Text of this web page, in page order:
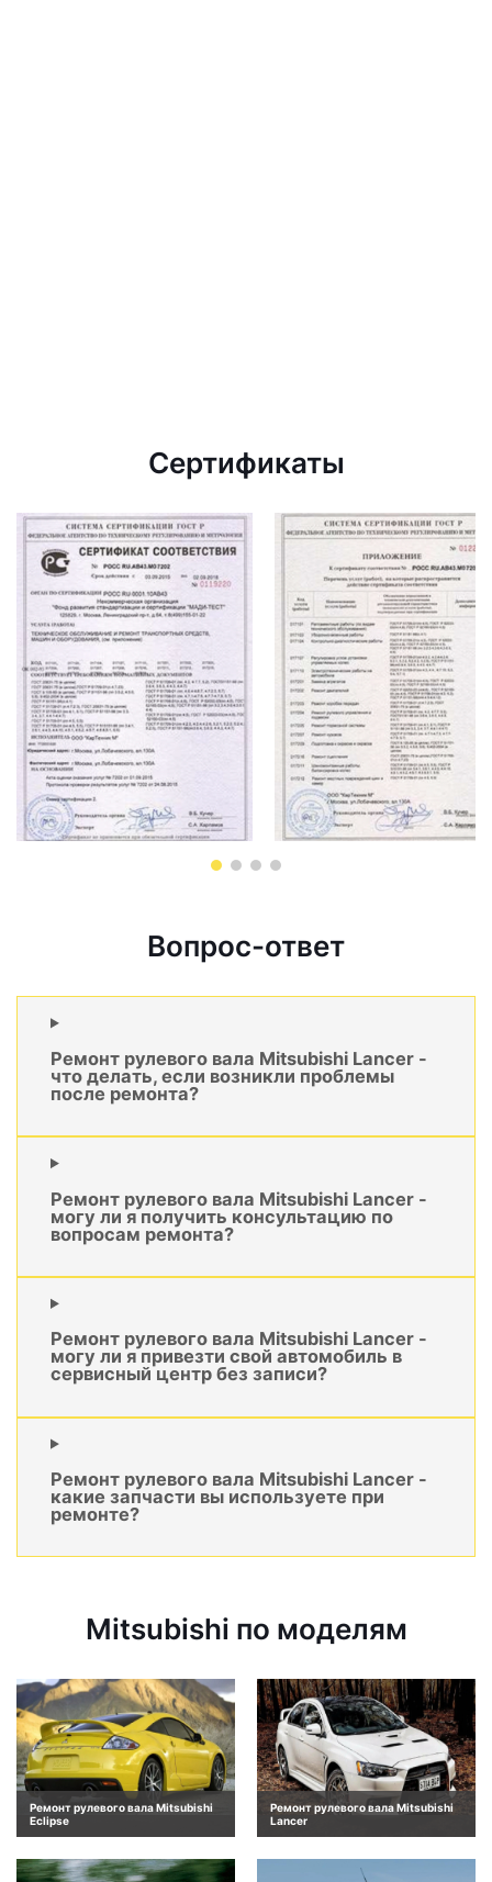
Сертификаты
Вопрос-ответ
Ремонт рулевого вала Mitsubishi Lancer -
что делать, если возникли проблемы
после ремонта?
Ремонт рулевого вала Mitsubishi Lancer -
могу ли я получить консультацию по
вопросам ремонта?
Ремонт рулевого вала Mitsubishi Lancer -
могу ли я привезти свой автомобиль в
сервисный центр без записи?
Ремонт рулевого вала Mitsubishi Lancer -
какие запчасти вы используете при
ремонте?
Mitsubishi по моделям
Ремонт рулевого вала Mitsubishi
Eclipse
Ремонт рулевого вала Mitsubishi
Lancer